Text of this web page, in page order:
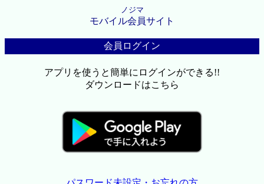
ノジマ
モバイル会員サイト
会員ログイン
アプリを使うと簡単にログインができる!!
ダウンロードはこちら